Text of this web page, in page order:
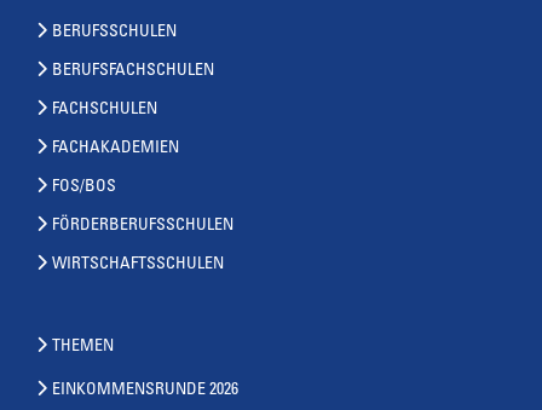
BERUFSSCHULEN
BERUFSFACHSCHULEN
FACHSCHULEN
FACHAKADEMIEN
FOS/BOS
FÖRDERBERUFSSCHULEN
WIRTSCHAFTSSCHULEN
THEMEN
EINKOMMENSRUNDE 2026